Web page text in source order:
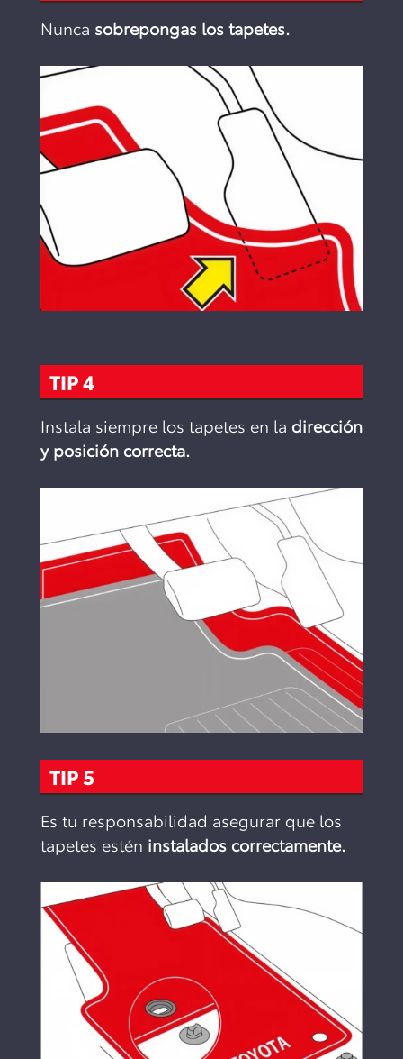
Nunca sobrepongas los tapetes.
TIP 4
Instala siempre los tapetes en la dirección
y posición correcta.
TIP 5
Es tu responsabilidad asegurar que los
tapetes estén instalados correctamente.